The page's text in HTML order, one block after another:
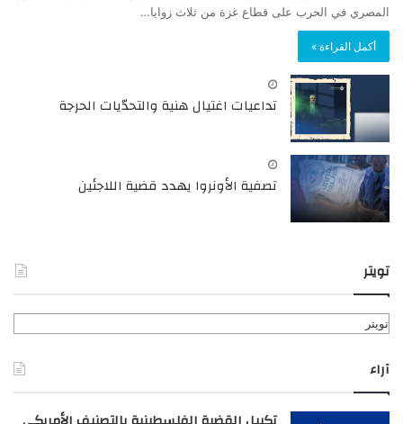
المصري في الحرب على قطاع غزة من ثلاث زوايا…
أكمل القراءة »
تداعيات اغتيال هنية والتحدّيات الحرجة
تصفية الأونروا يهدد قضية اللاجئين
تويتر
تويتر
آراء